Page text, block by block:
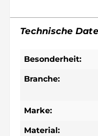
Technische
Besonderheit:
Branche:
Marke:
Material: